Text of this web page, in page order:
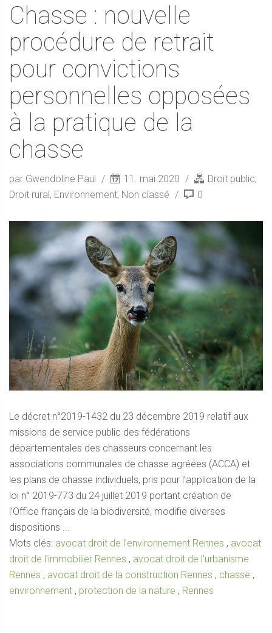
Chasse : nouvelle
procédure de retrait
pour convictions
personnelles opposées
à la pratique de la
chasse
par Gwendoline Paul 11. mai 2020 Droit public,
Droit rural, Environnement, Non classé 0
Le décret n°2019-1432 du 23 décembre 2019 relatif aux
missions de service public des fédérations
départementales des chasseurs concernant les
associations communales de chasse agréées (ACCA) et
les plans de chasse individuels, pris pour l’application de la
loi n° 2019-773 du 24 juillet 2019 portant création de
l’Office français de la biodiversité, modifie diverses
dispositions ...
Mots clés: avocat droit de l'environnement Rennes , avocat
droit de l'immobilier Rennes , avocat droit de l'urbanisme
Rennes , avocat droit de la construction Rennes , chasse ,
environnement , protection de la nature , Rennes